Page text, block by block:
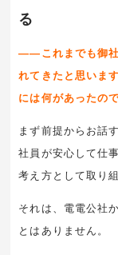
る
――これまでも御社
れてきたと思いま
には何があったの
まず前提からお話
社員が安心して仕
考え方として取り
それは、電電公社
とはありません。